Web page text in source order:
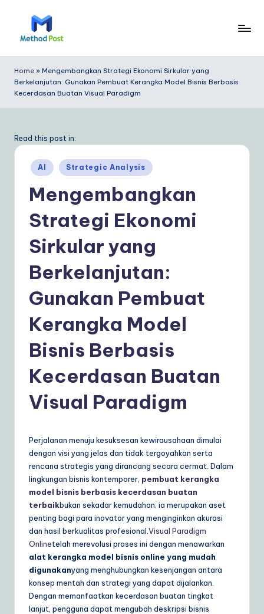
e
t
d
In
si
o
D
ai
ly
G
ui
d
Home » Mengembangkan Strategi Ekonomi Sirkular yang
Berkelanjutan: Gunakan Pembuat Kerangka Model Bisnis Berbasis
Kecerdasan Buatan Visual Paradigm
Read this post in:
Posted
in
AI Strategic Analysis
Mengembangkan
Strategi Ekonomi
Sirkular yang
Berkelanjutan:
Gunakan Pembuat
Kerangka Model
Bisnis Berbasis
Kecerdasan Buatan
Visual Paradigm
Perjalanan menuju kesuksesan kewirausahaan dimulai
dengan visi yang jelas dan tidak tergoyahkan serta
rencana strategis yang dirancang secara cermat. Dalam
lingkungan bisnis kontemporer, pembuat kerangka
model bisnis berbasis kecerdasan buatan
terbaikbukan sekadar kemudahan; ia merupakan aset
penting bagi para inovator yang menginginkan akurasi
dan hasil berkualitas profesional. Visual Paradigm
Onlinetelah merevolusi proses ini dengan menawarkan
alat kerangka model bisnis online yang mudah
digunakanyang menghubungkan kesenjangan antara
konsep mentah dan strategi yang dapat dijalankan.
Dengan memanfaatkan kecerdasan buatan tingkat
lanjut, pengguna dapat mengubah deskripsi bisnis